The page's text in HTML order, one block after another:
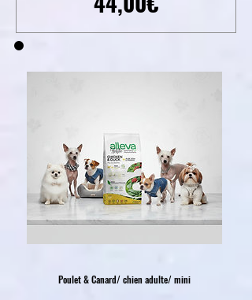
Poulet & Canard/ chien adulte/ mini